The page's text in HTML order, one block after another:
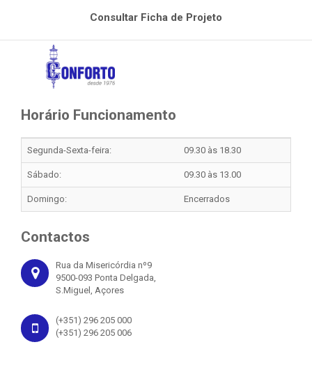
Consultar Ficha de Projeto
Horário Funcionamento
Segunda-Sexta-feira: 09.30 às 18.30
Sábado: 09.30 às 13.00
Domingo: Encerrados
Contactos
Rua da Misericórdia nº9
9500-093 Ponta Delgada,
S.Miguel, Açores
(+351) 296 205 000
(+351) 296 205 006